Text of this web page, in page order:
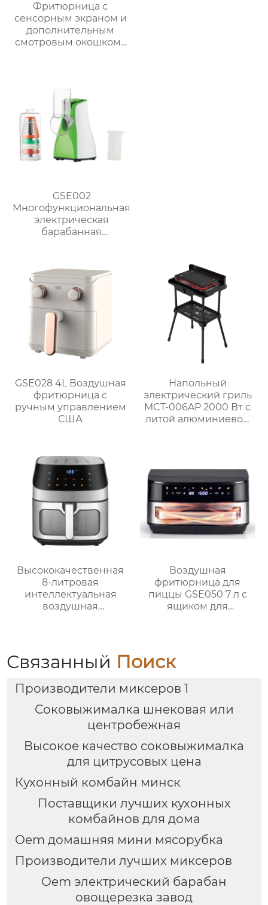
Фритюрница с
сенсорным экраном и
дополнительным
смотровым окошком |
GSE002
Многофункциональная
электрическая
барабанная
GSE028 4L Воздушная
фритюрница с
ручным управлением
США
Напольный
электрический гриль
MCT-006AP 2000 Вт с
литой алюминиевой
Высококачественная
8-литровая
интеллектуальная
воздушная
Воздушная
фритюрница для
пиццы GSE050 7 л с
ящиком для
Связанный Поиск
Производители миксеров 1
Соковыжималка шнековая или
центробежная
Высокое качество соковыжималка
для цитрусовых цена
Кухонный комбайн минск
Поставщики лучших кухонных
комбайнов для дома
Oem домашняя мини мясорубка
Производители лучших миксеров
Oem электрический барабан
овощерезка завод